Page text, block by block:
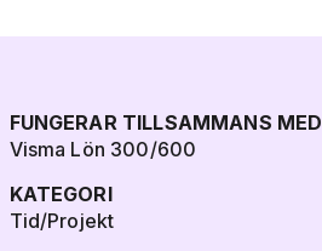
FUNGERAR TILLSAMMANS MED
Visma Lön 300/600
KATEGORI
Tid/Projekt